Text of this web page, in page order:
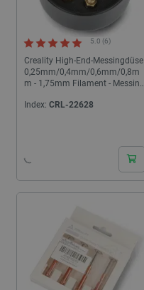
Creality High-End-Messingdüse
0,25mm/0,4mm/0,6mm/0,8m
m - 1,75mm Filament - Messing
5.0 (6)
Index: CRL-22628